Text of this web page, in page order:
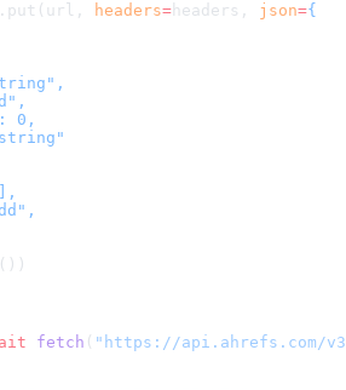
headers= headers , json={
0,
fetch ( " https://api.ahrefs.com/v3/